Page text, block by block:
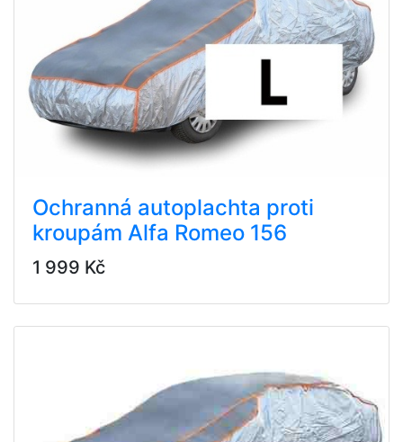
Ochranná autoplachta proti
kroupám Alfa Romeo 156
1 999 Kč